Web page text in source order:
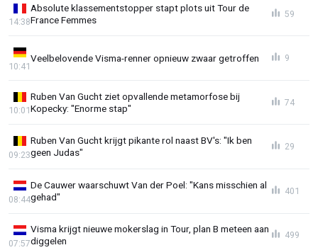
Absolute klassementstopper stapt plots uit Tour de
France Femmes
14:38
59
Veelbelovende Visma-renner opnieuw zwaar getroffen
10:41
9
Ruben Van Gucht ziet opvallende metamorfose bij
Kopecky: "Enorme stap"
10:01
74
Ruben Van Gucht krijgt pikante rol naast BV's: "Ik ben
geen Judas"
09:23
29
De Cauwer waarschuwt Van der Poel: "Kans misschien al
gehad"
08:44
401
Visma krijgt nieuwe mokerslag in Tour, plan B meteen aan
diggelen
07:57
499